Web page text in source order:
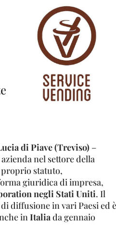
di Piave (Treviso) –
nel settore della
statuto,
giuridica di impresa,
negli Stati Uniti. Il
diffusione in vari Paesi ed è
in Italia da gennaio